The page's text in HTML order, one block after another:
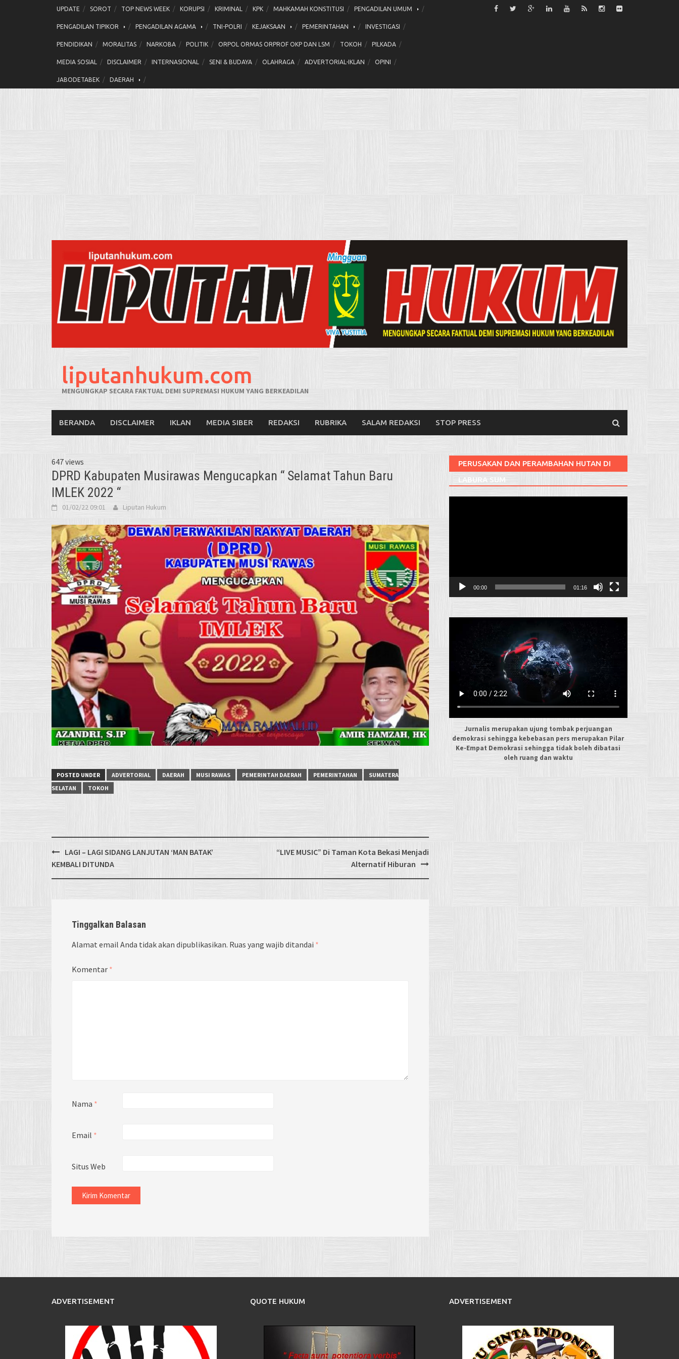
UPDATE SOROT TOP NEWS WEEK KORUPSI KRIMINAL KPK MAHKAMAH KONSTITUSI PENGADILAN UMUM
PENGADILAN TIPIKOR PENGADILAN AGAMA TNI-POLRI KEJAKSAAN PEMERINTAHAN INVESTIGASI
PENDIDIKAN MORALITAS NARKOBA POLITIK ORPOL ORMAS ORPROF OKP DAN LSM TOKOH PILKADA
MEDIA SOSIAL DISCLAIMER INTERNASIONAL SENI & BUDAYA OLAHRAGA ADVERTORIAL-IKLAN OPINI
JABODETABEK DAERAH
liputanhukum.com
MENGUNGKAP SECARA FAKTUAL DEMI SUPREMASI HUKUM YANG BERKEADILAN
BERANDA DISCLAIMER IKLAN MEDIA SIBER REDAKSI RUBRIKA SALAM REDAKSI STOP PRESS
647 views
DPRD Kabupaten Musirawas Mengucapkan “ Selamat Tahun Baru
IMLEK 2022 “
01/02/22 09:01 Liputan Hukum
POSTED UNDER ADVERTORIAL DAERAH MUSI RAWAS PEMERINTAH DAERAH PEMERINTAHAN
SUMATERA
SELATAN
TOKOH
Post
navigation
LAGI – LAGI SIDANG LANJUTAN ‘MAN BATAK’
KEMBALI DITUNDA
“LIVE MUSIC” Di Taman Kota Bekasi Menjadi
Alternatif Hiburan
Tinggalkan Balasan
Alamat email Anda tidak akan dipublikasikan. Ruas yang wajib ditandai *
Komentar *
Nama *
Email *
Situs Web
PERUSAKAN DAN PERAMBAHAN HUTAN DI
LABURA SUM
00:00 01:16
Jurnalis merupakan ujung tombak perjuangan
demokrasi sehingga kebebasan pers merupakan Pilar
Ke-Empat Demokrasi sehingga tidak boleh dibatasi
oleh ruang dan waktu
ADVERTISEMENT QUOTE HUKUM ADVERTISEMENT